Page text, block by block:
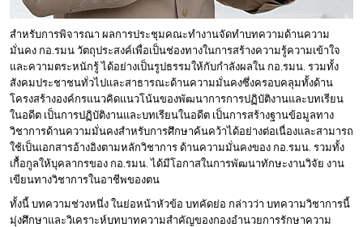
สำหรับการพิจารณา ผลการประชุมคณะทำงานจัดทำบทความด้านความ
มั่นคง กอ.รมน วัตถุประสงค์เพื่อเป็นช่องทางในการสร้างความรู้ความเข้าใจ
และความตระหนักรู้ ได้อย่างเป็นรูปธรรมให้กับกำลังผลใน กอ.รมน. รวมทั้ง
สังคมประชาชนทั่วไปและสาธารณะด้านความมั่นคงซึ่งครอบคลุมทั้งด้าน
โครงสร้างองค์กรแนวคิดแนวโน้นของพัฒนาการการปฏิบัติงานและบทเรียน
ในอดีต เป็นการปฏิบัติงานและบทเรียนในอดีต เป็นการสร้างฐานข้อมูลทาง
วิชาการด้านความมั่นคงสำหรับการศึกษาค้นคว้าได้อย่างต่อเนื่องและสามารถ
ใช้เป็นเอกสารอ้างอิงตามหลักวิชาการ ด้านความมั่นคงของ กอ.รมน. รวมทั้ง
เกื้อกูลให้บุคลากรของ กอ.รมน. ได้มีโอกาสในการพัฒนาทักษะงานวิจัย งาน
เขียนทางวิชาการในอาชีพของตน
ทั้งนี้ บทความช่วงหนึ่ง ในย่อหน้าหัวข้อ บทคัดย่อ กล่าวว่า บทความวิชาการนี้
มุ่งศึกษาและวิเคราะห์บทบาทความสำคัญของกองอำนวยการรักษาความ